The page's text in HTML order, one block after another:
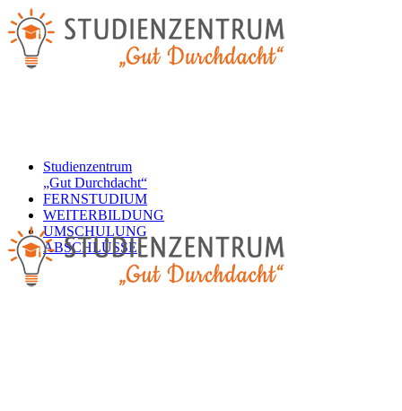
Studienzentrum
„Gut Durchdacht“
FERNSTUDIUM
WEITERBILDUNG
UMSCHULUNG
ABSCHLÜSSE